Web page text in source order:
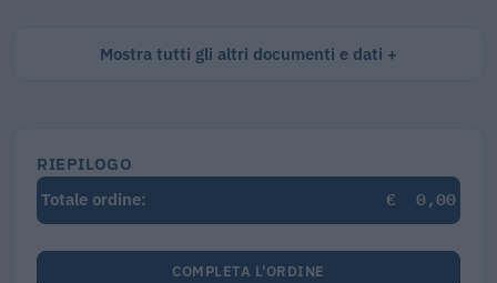
Mostra tutti gli altri documenti e dati
RIEPILOGO
Totale ordine:
€ 0,00
COMPLETA L'ORDINE